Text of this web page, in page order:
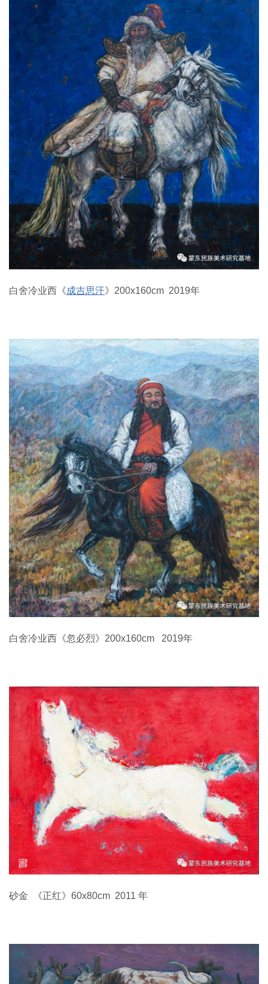
白舍冷业西《成吉思汗》200x160cm 2019年
白舍冷业西《忽必烈》200x160cm 2019年
砂金 《正红》60x80cm 2011 年